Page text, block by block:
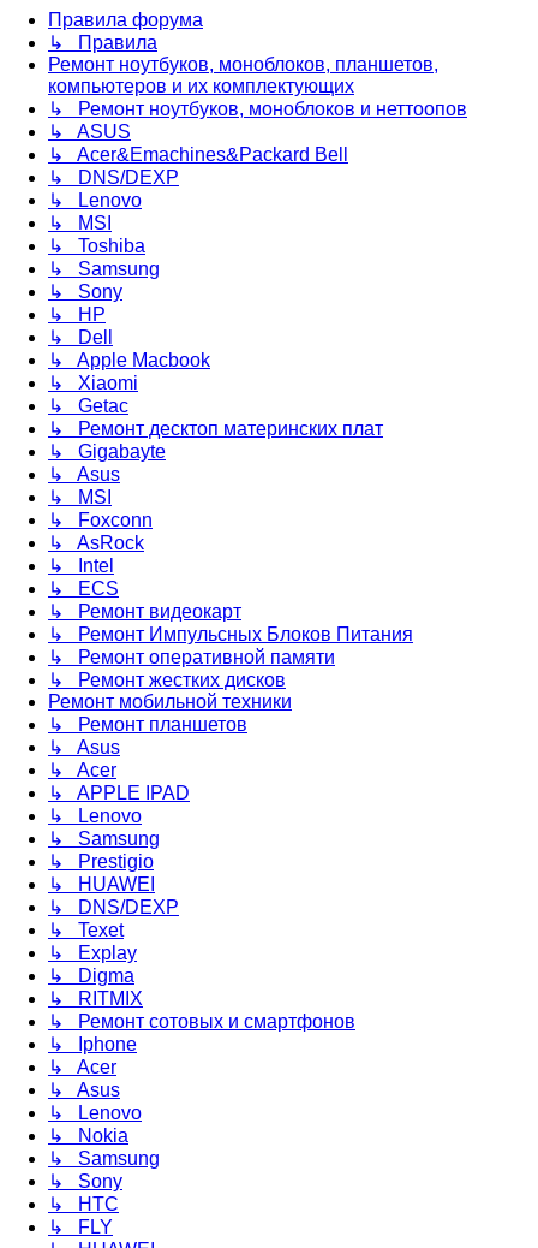
Правила форума
↳ Правила
Ремонт ноутбуков, моноблоков, планшетов,
компьютеров и их комплектующих
↳ Ремонт ноутбуков, моноблоков и неттоопов
↳ ASUS
↳ Acer&Emachines&Packard Bell
↳ DNS/DEXP
↳ Lenovo
↳ MSI
↳ Toshiba
↳ Samsung
↳ Sony
↳ HP
↳ Dell
↳ Apple Macbook
↳ Xiaomi
↳ Getac
↳ Ремонт десктоп материнских плат
↳ Gigabayte
↳ Asus
↳ MSI
↳ Foxconn
↳ AsRock
↳ Intel
↳ ECS
↳ Ремонт видеокарт
↳ Ремонт Импульсных Блоков Питания
↳ Ремонт оперативной памяти
↳ Ремонт жестких дисков
Ремонт мобильной техники
↳ Ремонт планшетов
↳ Asus
↳ Acer
↳ APPLE IPAD
↳ Lenovo
↳ Samsung
↳ Prestigio
↳ HUAWEI
↳ DNS/DEXP
↳ Texet
↳ Explay
↳ Digma
↳ RITMIX
↳ Ремонт сотовых и смартфонов
↳ Iphone
↳ Acer
↳ Asus
↳ Lenovo
↳ Nokia
↳ Samsung
↳ Sony
↳ HTC
↳ FLY